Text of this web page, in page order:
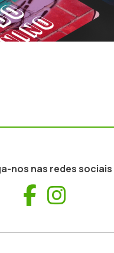
nos nas redes sociais
Facebook